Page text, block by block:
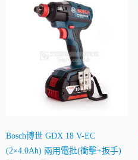
Bosch博世 GDX 18 V-EC
(2×4.0Ah) 兩用電批(衝擊+扳手)